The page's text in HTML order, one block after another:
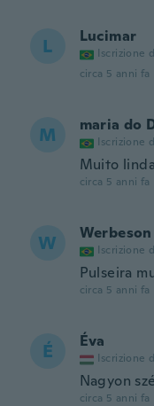
L Lucimar
Iscrizione
circa 5 anni fa
M maria do
Iscrizione
Muito
circa 5 anni fa
W Werbeson
Iscrizione
Pulseira
circa 5 anni fa
É Éva
Iscrizione
Nagyon
circa 5 anni fa